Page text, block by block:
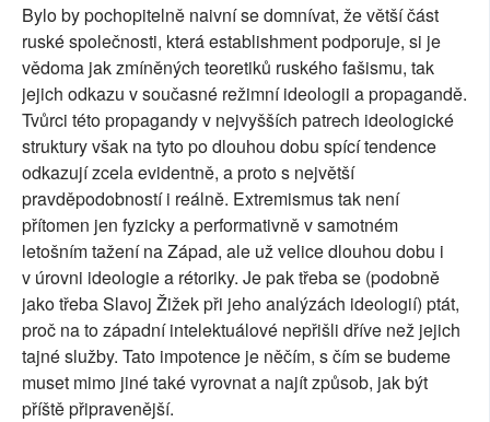
Bylo by pochopitelně naivní se domnívat, že větší část
ruské společnosti, která establishment podporuje, si je
vědoma jak zmíněných teoretiků ruského fašismu, tak
jejich odkazu v současné režimní ideologii a propagandě.
Tvůrci této propagandy v nejvyšších patrech ideologické
struktury však na tyto po dlouhou dobu spící tendence
odkazují zcela evidentně, a proto s největší
pravděpodobností i reálně. Extremismus tak není
přítomen jen fyzicky a performativně v samotném
letošním tažení na Západ, ale už velice dlouhou dobu i
v úrovni ideologie a rétoriky. Je pak třeba se (podobně
jako třeba Slavoj Žižek při jeho analýzách ideologií) ptát,
proč na to západní intelektuálové nepřišli dříve než jejich
tajné služby. Tato impotence je něčím, s čím se budeme
muset mimo jiné také vyrovnat a najít způsob, jak být
příště připravenější.